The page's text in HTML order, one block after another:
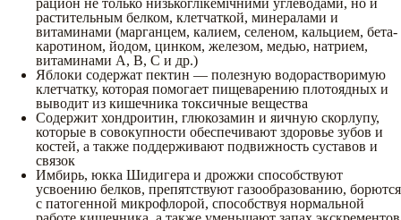
растительным белком, клетчаткой, минералами и
витаминами (марганцем, калием, селеном, кальцием, бета-
каротином, йодом, цинком, железом, медью, натрием,
витаминами A, B, С и др.)
Яблоки содержат пектин — полезную водорастворимую
клетчатку, которая помогает пищеварению плотоядных и
выводит из кишечника токсичные вещества
Содержит хондроитин, глюкозамин и яичную скорлупу,
которые в совокупности обеспечивают здоровье зубов и
костей, а также поддерживают подвижность суставов и
связок
Имбирь, юкка Шидигера и дрожжи способствуют
усвоению белков, препятствуют газообразованию, борются
с патогенной микрофлорой, способствуя нормальной